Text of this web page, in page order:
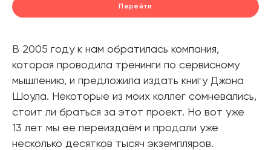
Перейти
В 2005 году к нам обратилась компания,
которая проводила тренинги по сервисному
мышлению, и предложила издать книгу Джона
Шоула. Некоторые из моих коллег сомневались,
стоит ли браться за этот проект. Но вот уже
13 лет мы ее переиздаём и продали уже
несколько десятков тысяч экземпляров.